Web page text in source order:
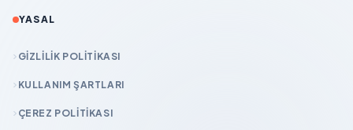
YASAL
GIZLILIK POLITIKASI
KULLANIM ŞARTLARI
ÇEREZ POLITIKASI